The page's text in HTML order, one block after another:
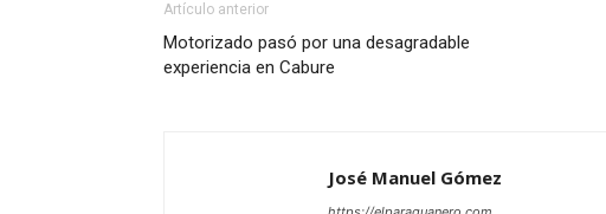
Artículo anterior
Motorizado pasó por una desagradable
experiencia en Cabure
José Manuel Gómez